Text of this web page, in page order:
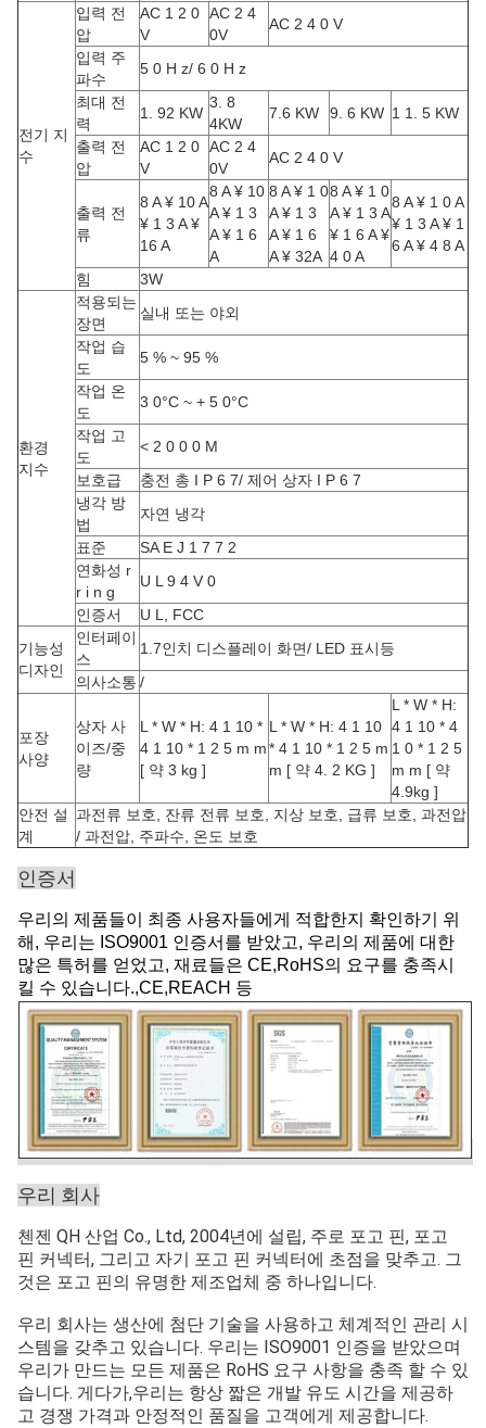
전기 지
수
입력 전
압
AC 1 2 0
V
AC 2 4
0V
AC 2 4 0 V
입력 주
파수
5 0 H z/ 6 0 H z
최대 전
력
1. 92 KW
3. 8
4KW
7.6 KW 9. 6 KW 1 1. 5 KW
출력 전
압
AC 1 2 0
V
AC 2 4
0V
AC 2 4 0 V
출력 전
류
8 A ¥ 10 A
¥ 1 3 A ¥
16 A
8 A ¥ 10
A ¥ 1 3
A ¥ 1 6
A
8 A ¥ 1 0
A ¥ 1 3
A ¥ 1 6
A ¥ 32A
8 A ¥ 1 0
A ¥ 1 3 A
¥ 1 6 A ¥
4 0 A
8 A ¥ 1 0 A
¥ 1 3 A ¥ 1
6 A ¥ 4 8 A
힘
3W
환경
지수
적용되는
장면
실내 또는 야외
작업 습
도
5 % ~ 95 %
작업 온
도
3 0°C ~ + 5 0°C
작업 고
도
< 2 0 0 0 M
보호급
충전 총 I P 6 7/ 제어 상자 I P 6 7
냉각 방
법
자연 냉각
표준
SA E J 1 7 7 2
연화성 r
r i n g
U L 9 4 V 0
인증서
U L, FCC
기능성
디자인
인터페이
스
1.7인치 디스플레이 화면/ LED 표시등
의사소통 /
포장
사양
상자 사
이즈/중
량
L * W * H: 4 1 10 *
4 1 10 * 1 2 5 m m
[ 약 3 kg ]
L * W * H: 4 1 10
* 4 1 10 * 1 2 5 m
m [ 약 4. 2 KG ]
L * W * H:
4 1 10 * 4
1 0 * 1 2 5
m m [ 약
4.9kg ]
안전 설
계
과전류 보호, 잔류 전류 보호, 지상 보호, 급류 보호, 과전압
/ 과전압, 주파수, 온도 보호
인증서
우리의 제품들이 최종 사용자들에게 적합한지 확인하기 위
해, 우리는 ISO9001 인증서를 받았고, 우리의 제품에 대한
많은 특허를 얻었고, 재료들은 CE,RoHS의 요구를 충족시
킬 수 있습니다.,CE,REACH 등
우리 회사
첸젠 QH 산업 Co., Ltd, 2004년에 설립, 주로 포고 핀, 포고
핀 커넥터, 그리고 자기 포고 핀 커넥터에 초점을 맞추고. 그
것은 포고 핀의 유명한 제조업체 중 하나입니다.
우리 회사는 생산에 첨단 기술을 사용하고 체계적인 관리 시
스템을 갖추고 있습니다. 우리는 ISO9001 인증을 받았으며
우리가 만드는 모든 제품은 RoHS 요구 사항을 충족 할 수 있
습니다. 게다가,우리는 항상 짧은 개발 유도 시간을 제공하
고 경쟁 가격과 안정적인 품질을 고객에게 제공합니다.